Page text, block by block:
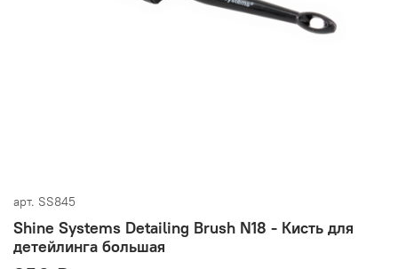
арт. SS845
Shine Systems Detailing Brush N18 - Кисть для
детейлинга большая